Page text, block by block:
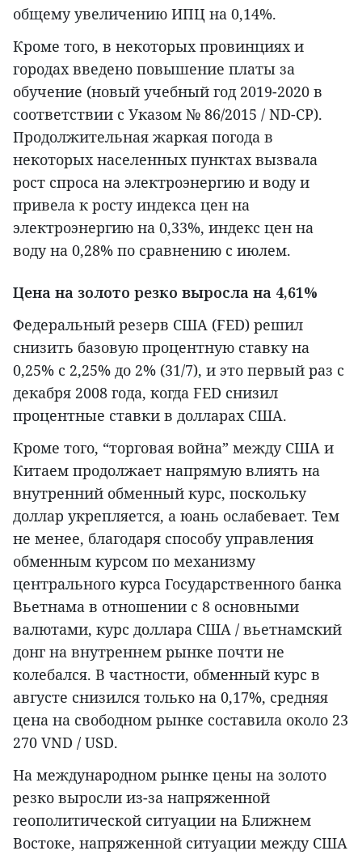
общему увеличению ИПЦ на 0,14%.
Кроме того, в некоторых провинциях и
городах введено повышение платы за
обучение (новый учебный год 2019-2020 в
соответствии с Указом № 86/2015 / ND-CP).
Продолжительная жаркая погода в
некоторых населенных пунктах вызвала
рост спроса на электроэнергию и воду и
привела к росту индекса цен на
электроэнергию на 0,33%, индекс цен на
воду на 0,28% по сравнению с июлем.
Цена на золото резко выросла на 4,61%
Федеральный резерв США (FED) решил
снизить базовую процентную ставку на
0,25% с 2,25% до 2% (31/7), и это первый раз с
декабря 2008 года, когда FED снизил
процентные ставки в долларах США.
Кроме того, “торговая война” между США и
Китаем продолжает напрямую влиять на
внутренний обменный курс, поскольку
доллар укрепляется, а юань ослабевает. Тем
не менее, благодаря способу управления
обменным курсом по механизму
центрального курса Государственного банка
Вьетнама в отношении с 8 основными
валютами, курс доллара США / вьетнамский
донг на внутреннем рынке почти не
колебался. В частности, обменный курс в
августе снизился только на 0,17%, средняя
цена на свободном рынке составила около 23
270 VND / USD.
На международном рынке цены на золото
резко выросли из-за напряженной
геополитической ситуации на Ближнем
Востоке, напряженной ситуации между США